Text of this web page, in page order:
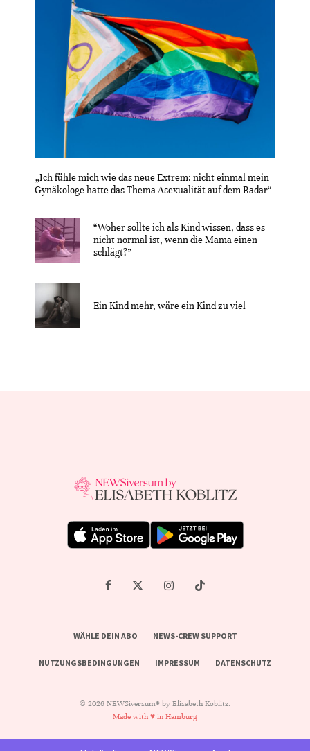
„Ich fühle mich wie das neue Extrem: nicht einmal mein
Gynäkologe hatte das Thema Asexualität auf dem Radar“
“Woher sollte ich als Kind wissen, dass es
nicht normal ist, wenn die Mama einen
schlägt?”
Ein Kind mehr, wäre ein Kind zu viel
WÄHLE DEIN ABO NEWS-CREW SUPPORT
NUTZUNGSBEDINGUNGEN IMPRESSUM DATENSCHUTZ
© 2026 NEWSiversum® by Elisabeth Koblitz.
Made with ♥ in Hamburg